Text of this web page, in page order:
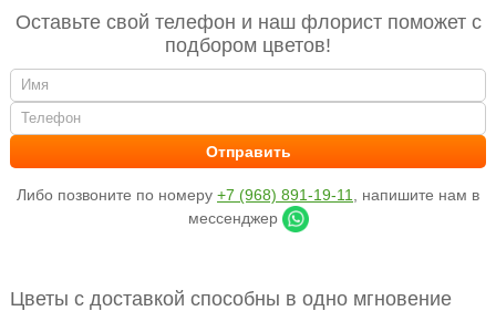
Оставьте свой телефон и наш флорист поможет с
подбором цветов!
Либо позвоните по номеру +7 (968) 891-19-11
, напишите нам в
мессенджер
Цветы с доставкой способны в одно мгновение